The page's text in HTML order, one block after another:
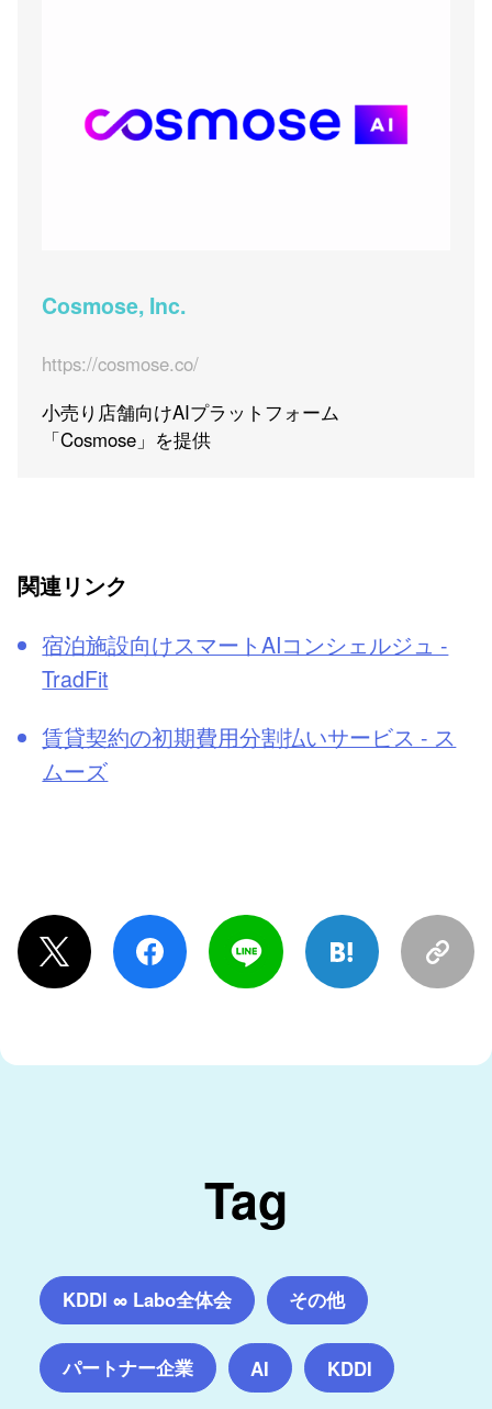
Cosmose, Inc.
https://cosmose.co/
小売り店舗向けAIプラットフォーム
「Cosmose」を提供
関連リンク
宿泊施設向けスマートAIコンシェルジュ -
TradFit
賃貸契約の初期費用分割払いサービス - ス
ムーズ
Tag
KDDI ∞ Labo全体会 その他
パートナー企業 AI KDDI